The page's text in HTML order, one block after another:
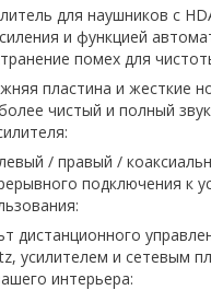
для наушников с
и функцией
помех для
пластина и жесткие
чистый и полный
/ правый /
подключения к
дистанционного
усилителем и сетевым
интерьера: